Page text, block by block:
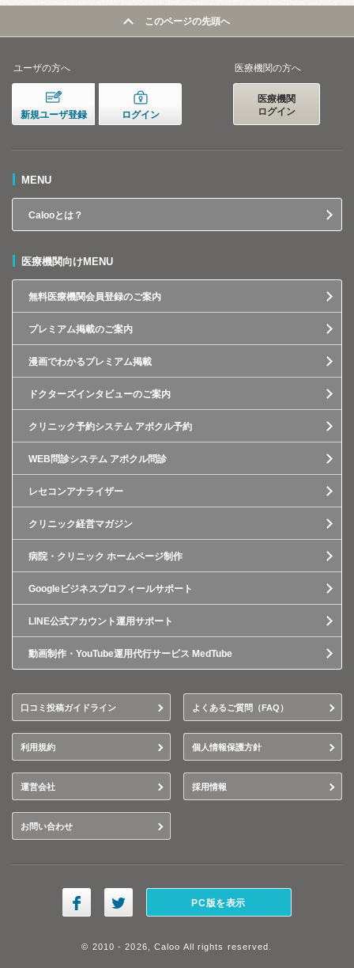
このページの先頭へ
ユーザの方へ
新規ユーザ登録 ログイン
医療機関の方へ
医療機関
ログイン
MENU
Calooとは？
医療機関向けMENU
無料医療機関会員登録のご案内
プレミアム掲載のご案内
漫画でわかるプレミアム掲載
ドクターズインタビューのご案内
クリニック予約システム アポクル予約
WEB問診システム アポクル問診
レセコンアナライザー
クリニック経営マガジン
病院・クリニック ホームページ制作
Googleビジネスプロフィールサポート
LINE公式アカウント運用サポート
動画制作・YouTube運用代行サービス MedTube
口コミ投稿ガイドライン よくあるご質問（FAQ）
利用規約 個人情報保護方針
運営会社 採用情報
お問い合わせ
PC版を表示
© 2010 - 2026, Caloo All rights reserved.